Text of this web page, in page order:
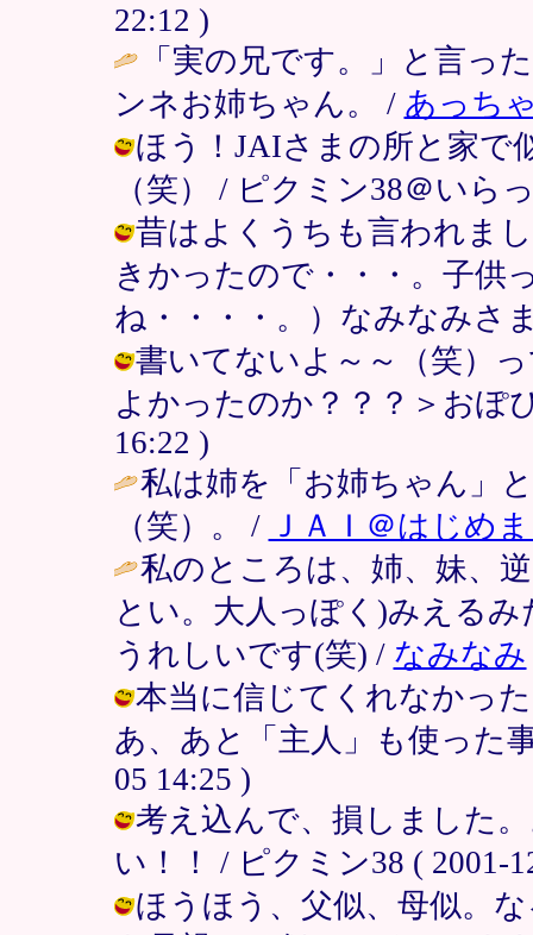
22:12 )
「実の兄です。」と言っ
ンネお姉ちゃん。 / あっち
ほう！JAIさまの所と家で
（笑） / ピクミン38＠いら
昔はよくうちも言われま
きかったので・・・。子供
ね・・・・。）なみなみさ
書いてないよ～～（笑）
よかったのか？？？＞おぽ
16:22 )
私は姉を「お姉ちゃん」
（笑）。 / ＪＡＩ＠はじめ
私のところは、姉、妹、
とい。大人っぽく)みえる
うれしいです(笑) / なみなみ
本当に信じてくれなかっ
あ、あと「主人」も使った
05 14:25 )
考え込んで、損しました
い！！ / ピクミン38 ( 2001-
ほうほう、父似、母似。